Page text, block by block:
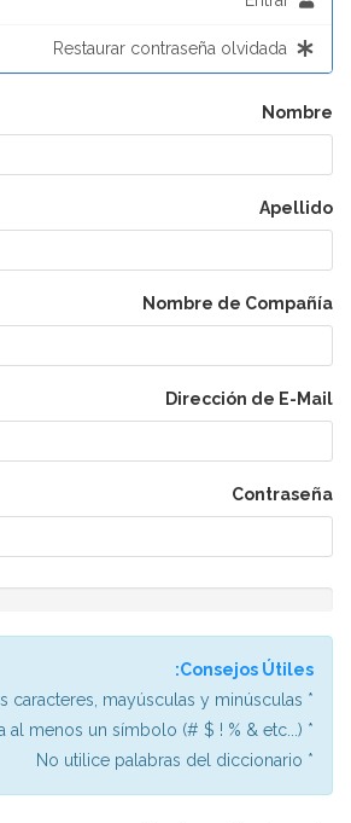
Nombre
Apellido
Nombre de Compañía
Dirección de E-Mail
Contraseña
����:
Consejos Útiles:
* Utilice ambos caracteres, mayúsculas y minúsculas
* Incluya al menos un símbolo (# $ ! % & etc...)
* No utilice palabras del diccionario